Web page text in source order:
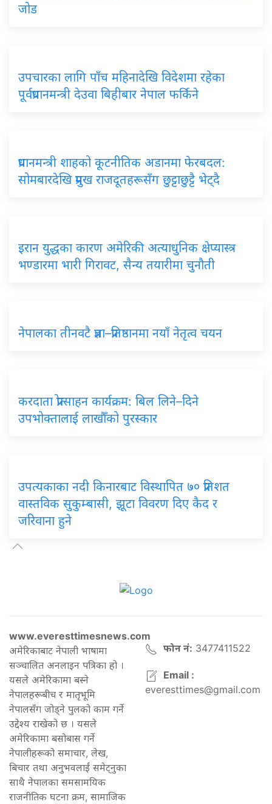
जोड
उपचारका लागि पाँच महिनादेखि विदेशमा रहेका
पूर्वप्रधानमन्त्री देउवा बिहीबार नेपाल फर्किने
प्रधानमन्त्री शाहको कूटनीतिक अडानमा फेरबदल:
सोमबारदेखि प्रमुख राजदूतहरूसँग छुट्टाछुट्टै भेट्दै
इरान युद्धका कारण अमेरिकी अत्याधुनिक क्षेप्यास्त्र
भण्डारमा भारी गिरावट, सैन्य तयारीमा चुनौती
नेपालका तीनवटै प्रज्ञा–प्रतिष्ठानमा नयाँ नेतृत्व चयन
करदाता प्रोत्साहन कार्यक्रम: बिल लिने–दिने
उपभोक्तालाई लाखौँको पुरस्कार
उपत्यकाका नदी किनारबाट विस्थापित ७० प्रतिशत
वास्तविक सुकुम्बासी, झूटा विवरण दिए कैद र
जरिवाना हुने
www.everesttimesnews.com
अमेरिकाबाट नेपाली भाषामा
सञ्चालित अनलाइन पत्रिका हो ।
यसले अमेरिकामा बस्ने
नेपालहरूबीच र मातृभूमि
नेपालसँग जोड्ने पुलको काम गर्ने
उद्देश्य राखेको छ । यसले
अमेरिकामा बसोबास गर्ने
नेपालीहरूको समाचार, लेख,
बिचार तथा अनुभवलाई समेट्नुका
साथै नेपालका समसामयिक
राजनीतिक घटना क्रम, सामाजिक
फोन नं: 3477411522
Email :
everesttimes@gmail.com